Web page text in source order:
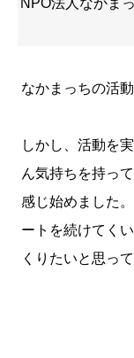
NPO法人なかま
なかまっちの活
しかし、活動を
ん気持ちを持っ
感じ始めました
ートを続けてく
くりたいと思っ